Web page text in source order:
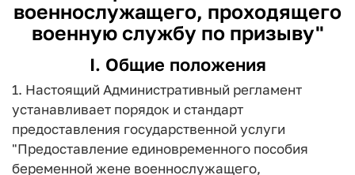
военнослужащего, проходящего
военную службу по призыву"
I. Общие положения
1. Настоящий Административный регламент
устанавливает порядок и стандарт
предоставления государственной услуги
"Предоставление единовременного пособия
беременной жене военнослужащего,